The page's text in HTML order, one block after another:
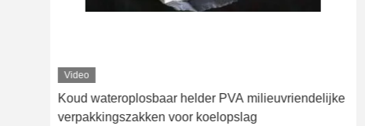
Video
Koud wateroplosbaar helder PVA milieuvriendelijke
verpakkingszakken voor koelopslag